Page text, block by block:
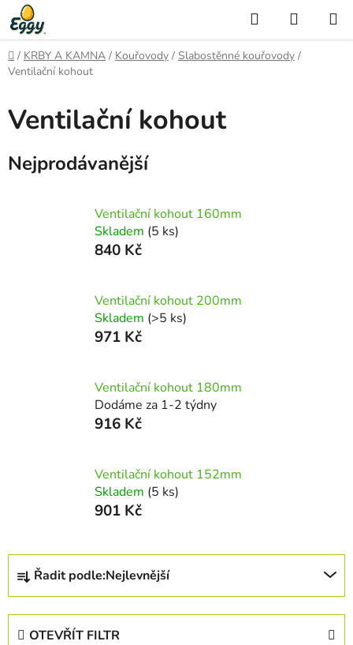
Přejít
na
obsah
Hledat
KOŠÍK
Domů
/ KRBY A KAMNA / Kouřovody / Slabostěnné kouřovody /
Ventilační kohout
Ventilační kohout
Nejprodávanější
Ventilační kohout 160mm
Skladem (5 ks)
840 Kč
Ventilační kohout 200mm
Skladem (>5 ks)
971 Kč
Ventilační kohout 180mm
Dodáme za 1-2 týdny
916 Kč
Ventilační kohout 152mm
Skladem (5 ks)
901 Kč
Ř
z
Řadit podle:Nejlevnější
OTEVŘÍT FILTR